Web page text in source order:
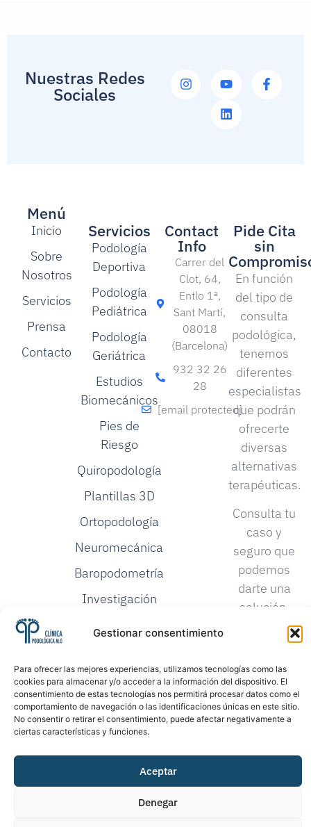
Gestionar consentimiento
Para ofrecer las mejores experiencias, utilizamos tecnologías como las
cookies para almacenar y/o acceder a la información del dispositivo. El
consentimiento de estas tecnologías nos permitirá procesar datos como el
comportamiento de navegación o las identificaciones únicas en este sitio.
No consentir o retirar el consentimiento, puede afectar negativamente a
ciertas características y funciones.
Aceptar
Denegar
Nuestras Redes
Sociales
Menú
Inicio
Sobre
Nosotros
Servicios
Prensa
Contacto
Servicios
Podología
Deportiva
Podología
Pediátrica
Podología
Geriátrica
Estudios
Biomecánicos
Pies de
Riesgo
Quiropodología
Plantillas 3D
Ortopodología
Neuromecánica
Baropodometría
Investigación
Contact
Info
Carrer del
Clot, 64,
Entlo 1ª,
Sant Martí,
08018
(Barcelona)
932 32 26
28
[email protected]
Pide Cita
sin
En función
del tipo de
consulta
podológica,
tenemos
diferentes
especialistas
que podrán
ofrecerte
diversas
alternativas
terapéuticas.
Consulta tu
caso y
seguro que
podemos
darte una
solución.
©2026. Todos los
derechos reservados